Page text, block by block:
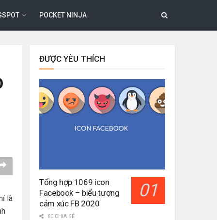
POCKET NINJA
là
ĐƯỢC YÊU THÍCH
Tổng hợp 1069 icon
Facebook – biểu tượng
cảm xúc FB 2020
80 CHIA SẺ